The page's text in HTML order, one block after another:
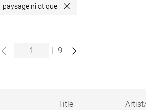
paysage nilotique Close
| 9
Title